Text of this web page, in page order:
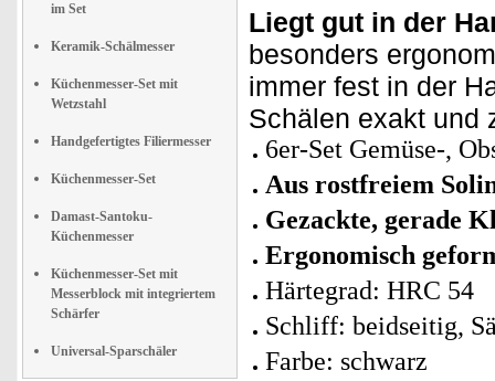
im Set
Keramik-Schälmesser
Küchenmesser-Set mit
Wetzstahl
Handgefertigtes Filiermesser
Küchenmesser-Set
Damast-Santoku-
Küchenmesser
Küchenmesser-Set mit
Messerblock mit integriertem
Schärfer
Universal-Sparschäler
Liegt gut in der
besonders
immer fest in der
Schälen exakt und
6er-Set Gemüse-,
Aus rostfreiem
Gezackte, gerade
Ergonomisch
Härtegrad: HRC 54
Schliff: beidseitig,
Farbe: schwarz